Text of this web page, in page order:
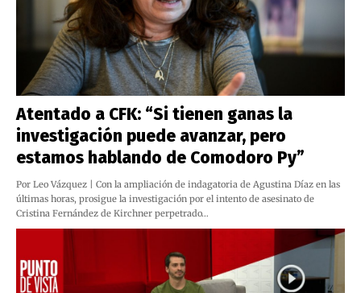
Atentado a CFK: “Si tienen ganas la
investigación puede avanzar, pero
estamos hablando de Comodoro Py”
Por Leo Vázquez | Con la ampliación de indagatoria de Agustina Díaz en las
últimas horas, prosigue la investigación por el intento de asesinato de
Cristina Fernández de Kirchner perpetrado…